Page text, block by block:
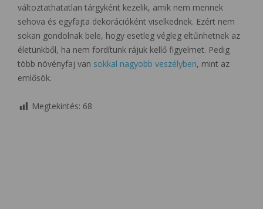
változtathatatlan tárgyként kezelik, amik nem mennek
sehova és egyfajta dekorációként viselkednek. Ezért nem
sokan gondolnak bele, hogy esetleg végleg eltűnhetnek az
életünkből, ha nem fordítunk rájuk kellő figyelmet. Pedig
több növényfaj van sokkal nagyobb veszélyben, mint az
emlősök.
Megtekintés: 68